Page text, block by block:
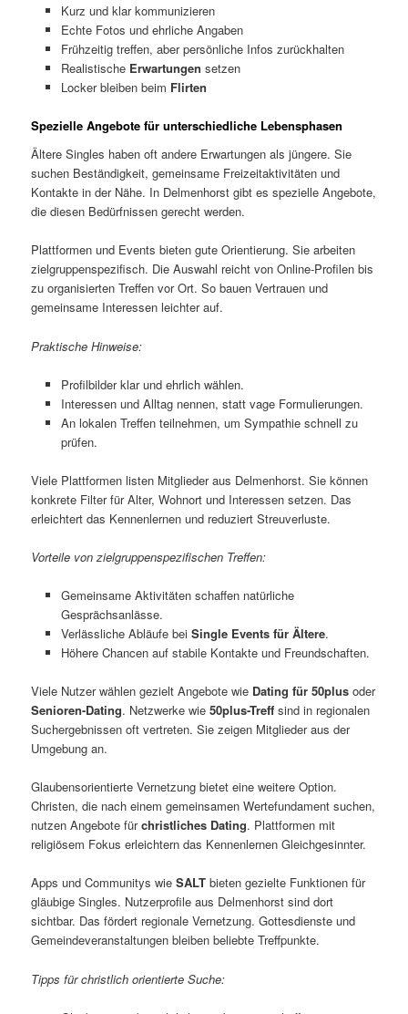
Kurz und klar kommunizieren
Echte Fotos und ehrliche Angaben
Frühzeitig treffen, aber persönliche Infos zurückhalten
Realistische Erwartungen setzen
Locker bleiben beim Flirten
Spezielle Angebote für unterschiedliche Lebensphasen
Ältere Singles haben oft andere Erwartungen als jüngere. Sie
suchen Beständigkeit, gemeinsame Freizeitaktivitäten und
Kontakte in der Nähe. In Delmenhorst gibt es spezielle Angebote,
die diesen Bedürfnissen gerecht werden.
Plattformen und Events bieten gute Orientierung. Sie arbeiten
zielgruppenspezifisch. Die Auswahl reicht von Online-Profilen bis
zu organisierten Treffen vor Ort. So bauen Vertrauen und
gemeinsame Interessen leichter auf.
Praktische Hinweise:
Profilbilder klar und ehrlich wählen.
Interessen und Alltag nennen, statt vage Formulierungen.
An lokalen Treffen teilnehmen, um Sympathie schnell zu
prüfen.
Viele Plattformen listen Mitglieder aus Delmenhorst. Sie können
konkrete Filter für Alter, Wohnort und Interessen setzen. Das
erleichtert das Kennenlernen und reduziert Streuverluste.
Vorteile von zielgruppenspezifischen Treffen:
Gemeinsame Aktivitäten schaffen natürliche
Gesprächsanlässe.
Verlässliche Abläufe bei Single Events für Ältere.
Höhere Chancen auf stabile Kontakte und Freundschaften.
Viele Nutzer wählen gezielt Angebote wie Dating für 50plus oder
Senioren-Dating. Netzwerke wie50plus-Treff sind in regionalen
Suchergebnissen oft vertreten. Sie zeigen Mitglieder aus der
Umgebung an.
Glaubensorientierte Vernetzung bietet eine weitere Option.
Christen, die nach einem gemeinsamen Wertefundament suchen,
nutzen Angebote fürchristliches Dating. Plattformen mit
religiösem Fokus erleichtern das Kennenlernen Gleichgesinnter.
Apps und Communitys wieSALT bieten gezielte Funktionen für
gläubige Singles. Nutzerprofile aus Delmenhorst sind dort
sichtbar. Das fördert regionale Vernetzung. Gottesdienste und
Gemeindeveranstaltungen bleiben beliebte Treffpunkte.
Tipps für christlich orientierte Suche: